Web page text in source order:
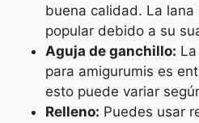
buena calidad. La
popular debido a su
Aguja de ganchillo:
para amigurumis es
esto puede variar
Relleno: Puedes usar